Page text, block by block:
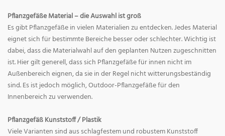
Pflanzgefäße Material – die Auswahl ist groß
Es gibt Pflanzgefäße in vielen Materialien zu entdecken. Jedes Material
eignet sich für bestimmte Bereiche besser oder schlechter. Wichtig ist
dabei, dass die Materialwahl auf den geplanten Nutzen zugeschnitten
ist. Hier gilt generell, dass sich Pflanzgefäße für innen nicht im
Außenbereich eignen, da sie in der Regel nicht witterungsbeständig
sind. Es ist jedoch möglich, Outdoor-Pflanzgefäße für den
Innenbereich zu verwenden.
Pflanzgefäß Kunststoff / Plastik
Viele Varianten sind aus schlagfestem und robustem Kunststoff